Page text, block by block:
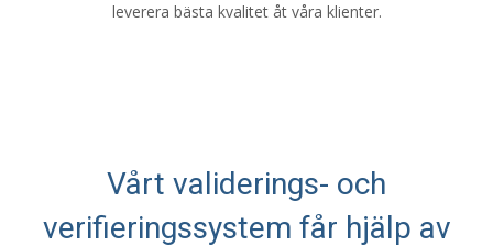
leverera bästa kvalitet åt våra klienter.
Vårt validerings- och
verifieringssystem får hjälp av